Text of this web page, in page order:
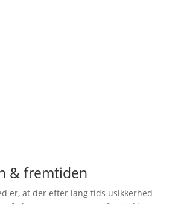
& fremtiden
er, at der efter lang tids usikkerhed